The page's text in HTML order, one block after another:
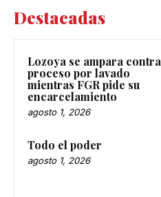
Destacadas
Lozoya se ampara contra
proceso por lavado
mientras FGR pide su
encarcelamiento
agosto 1, 2026
Todo el poder
agosto 1, 2026